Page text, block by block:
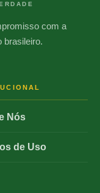
com a
brasileiro.
Nós
de Uso